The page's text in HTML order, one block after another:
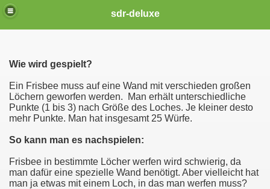
sdr-deluxe
Wie wird gespielt?
Ein Frisbee muss auf eine Wand mit verschieden großen
Löchern geworfen werden. Man erhält unterschiedliche
Punkte (1 bis 3) nach Größe des Loches. Je kleiner desto
mehr Punkte. Man hat insgesamt 25 Würfe.
So kann man es nachspielen:
Frisbee in bestimmte Löcher werfen wird schwierig, da
man dafür eine spezielle Wand benötigt. Aber vielleicht hat
man ja etwas mit einem Loch, in das man werfen muss?